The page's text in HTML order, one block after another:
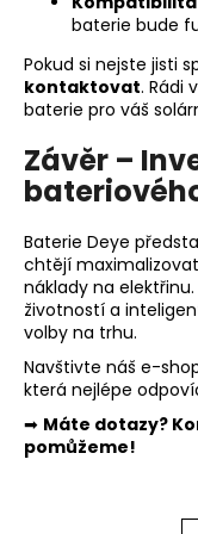
baterie bude
Pokud si nejste jisti
kontaktovat. Rádi
baterie pro váš
Závěr –
Baterie Deye
chtějí
náklady na
životností a
volby na trhu.
Navštivte náš e-
která nejlépe
➡ Máte dotazy?
pomůžeme!